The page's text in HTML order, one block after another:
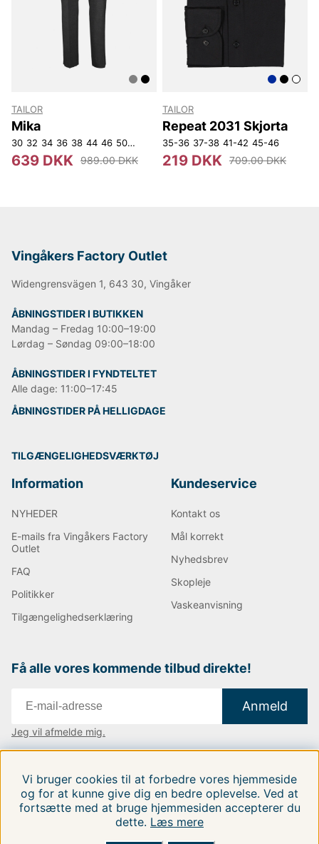
FILTRERA EFTER SORTER EFTER:
TAILOR
Mika
30 32 34 36 38 44 46 50 52
639 DKK 989.00 DKK
TAILOR
Repeat 2031 Skjorta
35-36 37-38 41-42 45-46
219 DKK 709.00 DKK
Vingåkers Factory Outlet
Widengrensvägen 1, 643 30, Vingåker
ÅBNINGSTIDER I BUTIKKEN
Mandag – Fredag 10:00–19:00
Lørdag – Søndag 09:00–18:00
ÅBNINGSTIDER I FYNDTELTET
Alle dage: 11:00–17:45
ÅBNINGSTIDER PÅ HELLIGDAGE
TILGÆNGELIGHEDSVÆRKTØJ
Information
NYHEDER
E-mails fra Vingåkers Factory
Outlet
FAQ
Politikker
Tilgængelighedserklæring
Kundeservice
Kontakt os
Mål korrekt
Nyhedsbrev
Skopleje
Vaskeanvisning
Få alle vores kommende tilbud direkte!
Anmeld
Jeg vil afmelde mig.
Følg os på vores sociale medier.
Vi bruger cookies til at forbedre vores hjemmeside
og for at kunne give dig en bedre oplevelse. Ved at
fortsætte med at bruge hjemmesiden accepterer du
dette. Læs mere